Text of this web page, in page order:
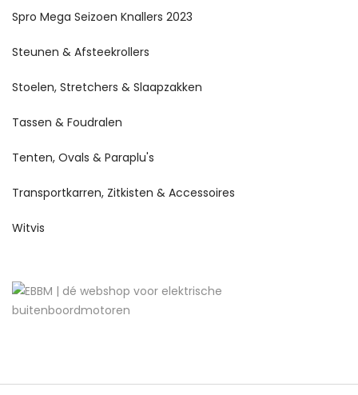
Spro Mega Seizoen Knallers 2023
Steunen & Afsteekrollers
Stoelen, Stretchers & Slaapzakken
Tassen & Foudralen
Tenten, Ovals & Paraplu's
Transportkarren, Zitkisten & Accessoires
Witvis